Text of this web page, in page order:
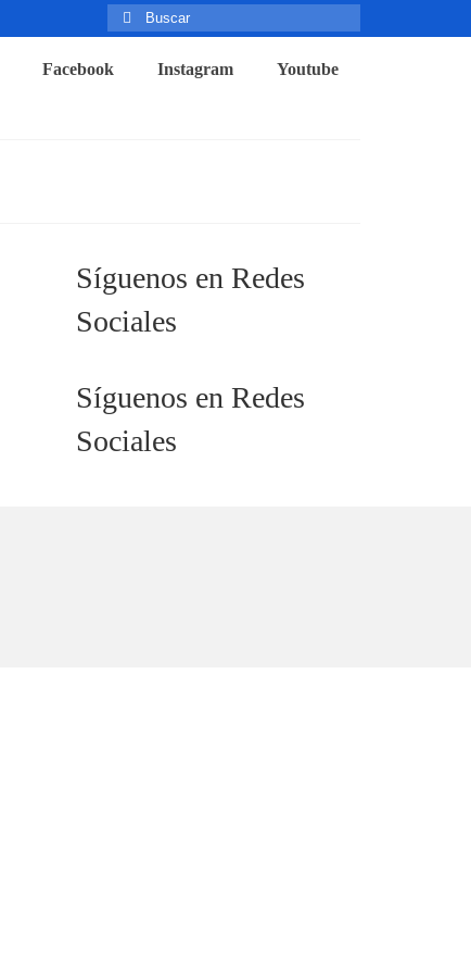
Buscar
por:
Facebook Instagram Youtube
Síguenos en Redes
Sociales
Síguenos en Redes
Sociales